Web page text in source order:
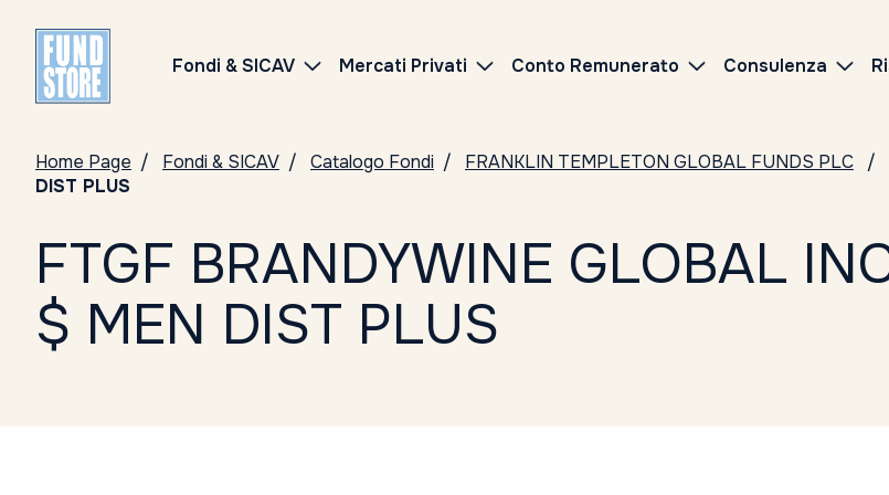
Fondi & SICAV Mercati Privati Conto Remunerato Consulenza
Home Page Fondi & SICAV Catalogo Fondi FRANKLIN TEMPLETON GLOBAL FUNDS PLC
DIST PLUS
FTGF BRANDYWINE GLOBAL
$ MEN DIST PLUS